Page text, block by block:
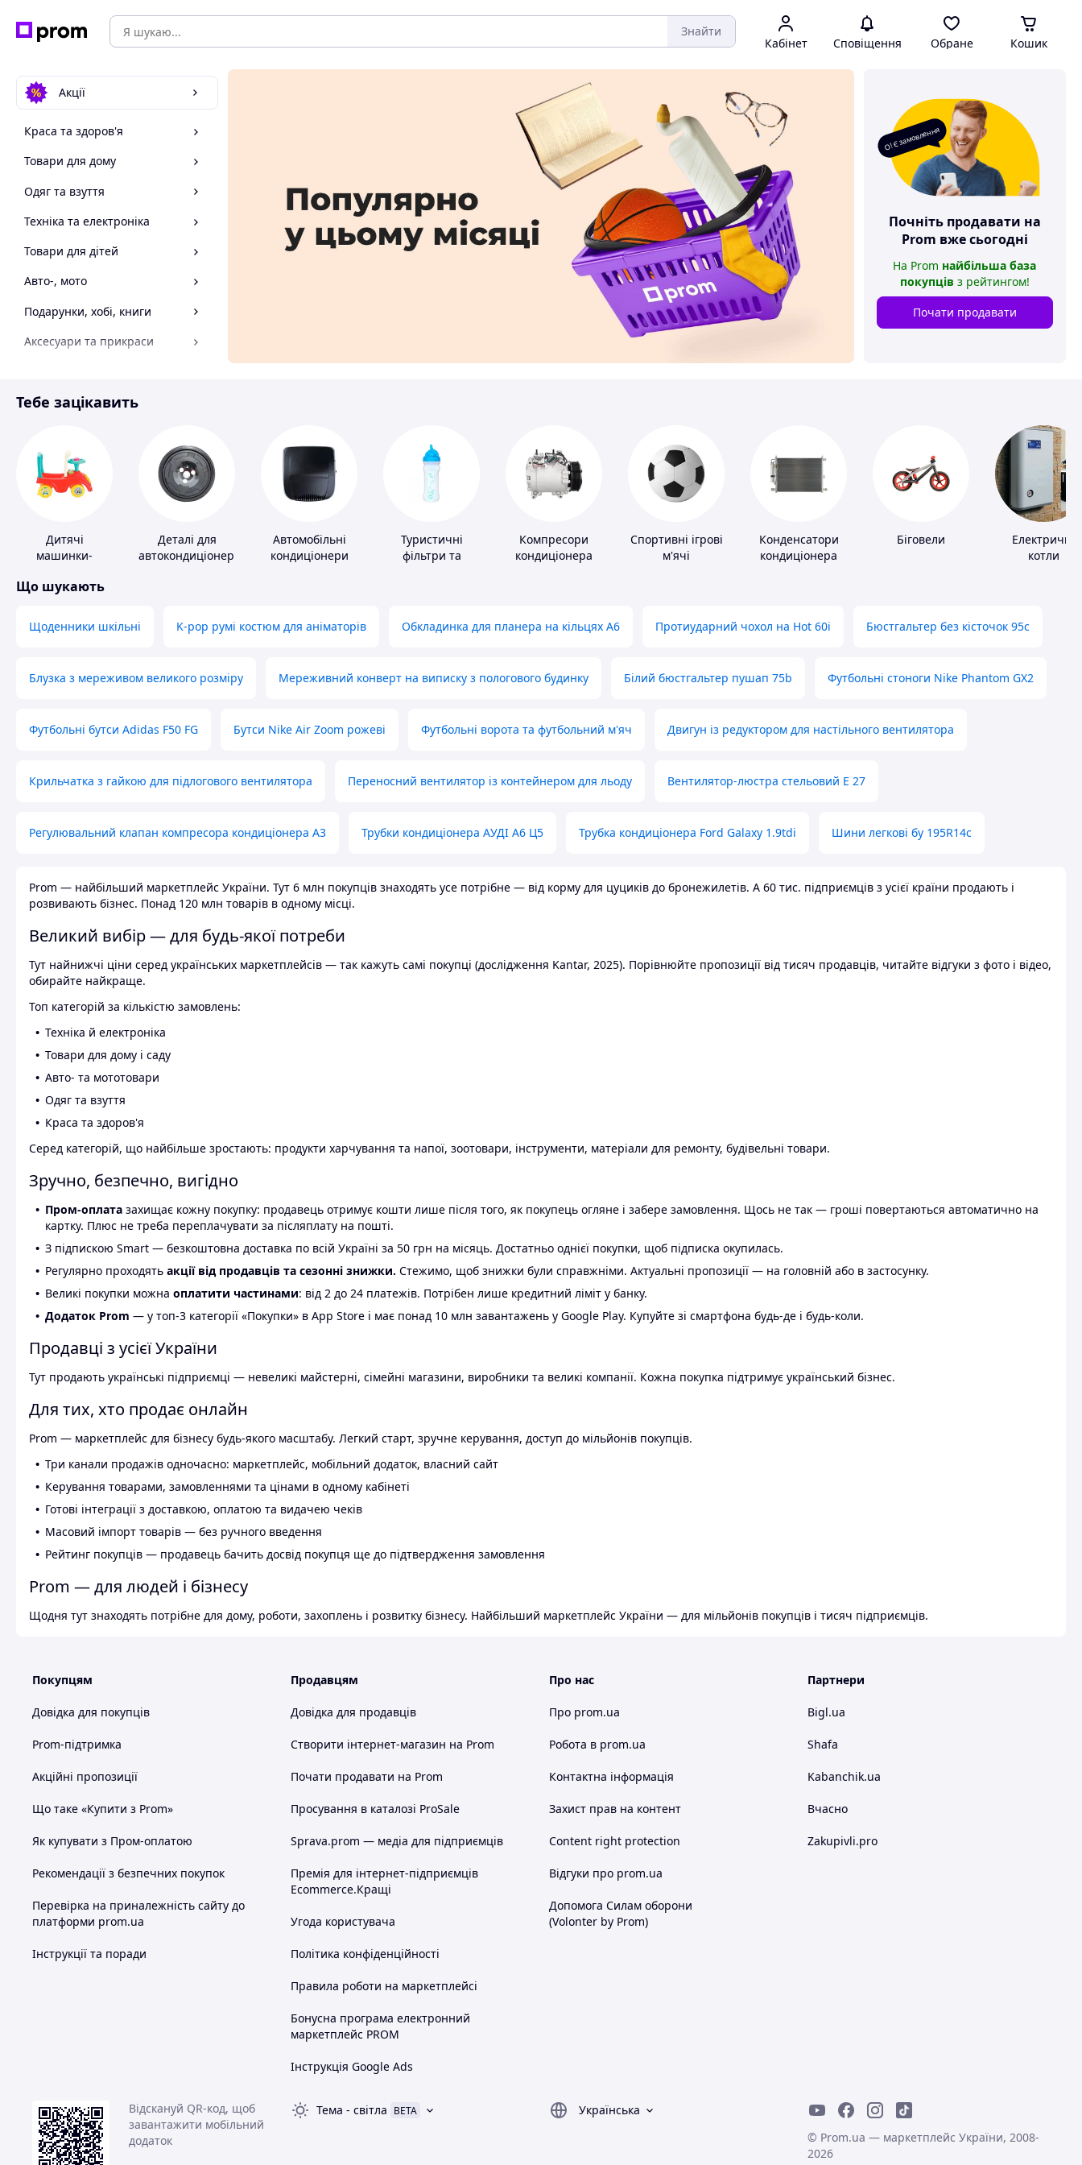
Знайти
Кабінет Сповіщення Обране Кошик
Акції
Краса та здоров'я
Товари для дому
Одяг та взуття
Техніка та електроніка
Товари для дітей
Авто-, мото
Подарунки, хобі, книги
Аксесуари та прикраси
Спорт і відпочинок
О! Є замовлення
Почніть продавати на
Prom вже сьогодні
На Prom найбільша база
покупців з рейтингом!
Почати продавати
Тебе зацікавить
Дитячі
машинки-
Деталі для
автокондиціонерів
Автомобільні
кондиціонери
Туристичні
фільтри та
Компресори
кондиціонера
Спортивні ігрові
м'ячі
Конденсатори
кондиціонера
Біговели
Електричні
котли
Що шукають
Щоденники шкільні K-pop румі костюм для аніматорів Обкладинка для планера на кільцях А6 Протиударний чохол на Hot 60i Бюстгальтер без кісточок 95с
Блузка з мереживом великого розміру Мереживний конверт на виписку з пологового будинку Білий бюстгальтер пушап 75b Футбольні стоноги Nike Phantom GX2
Футбольні бутси Adidas F50 FG Бутси Nike Air Zoom рожеві Футбольні ворота та футбольний м'яч Двигун із редуктором для настільного вентилятора
Крильчатка з гайкою для підлогового вентилятора Переносний вентилятор із контейнером для льоду Вентилятор-люстра стельовий E 27
Регулювальний клапан компресора кондиціонера А3 Трубки кондиціонера АУДІ А6 Ц5 Трубка кондиціонера Ford Galaxy 1.9tdi Шини легкові бу 195R14c
Prom — найбільший маркетплейс України. Тут 6 млн покупців знаходять усе потрібне — від корму для цуциків до бронежилетів. А 60 тис. підприємців з усієї країни продають і
розвивають бізнес. Понад 120 млн товарів в одному місці.
Великий вибір — для будь-якої потреби
Тут найнижчі ціни серед українських маркетплейсів — так кажуть самі покупці (дослідження Kantar, 2025). Порівнюйте пропозиції від тисяч продавців, читайте відгуки з фото і відео,
обирайте найкраще.
Топ категорій за кількістю замовлень:
Техніка й електроніка
Товари для дому і саду
Авто- та мототовари
Одяг та взуття
Краса та здоров'я
Серед категорій, що найбільше зростають: продукти харчування та напої, зоотовари, інструменти, матеріали для ремонту, будівельні товари.
Зручно, безпечно, вигідно
Пром-оплата захищає кожну покупку: продавець отримує кошти лише після того, як покупець огляне і забере замовлення. Щось не так — гроші повертаються автоматично на
картку. Плюс не треба переплачувати за післяплату на пошті.
З підпискою Smart — безкоштовна доставка по всій Україні за 50 грн на місяць. Достатньо однієї покупки, щоб підписка окупилась.
Регулярно проходять акції від продавців та сезонні знижки. Стежимо, щоб знижки були справжніми. Актуальні пропозиції — на головній або в застосунку.
Великі покупки можна оплатити частинами: від 2 до 24 платежів. Потрібен лише кредитний ліміт у банку.
Додаток Prom — у топ-3 категорії «Покупки» в App Store і має понад 10 млн завантажень у Google Play. Купуйте зі смартфона будь-де і будь-коли.
Продавці з усієї України
Тут продають українські підприємці — невеликі майстерні, сімейні магазини, виробники та великі компанії. Кожна покупка підтримує український бізнес.
Для тих, хто продає онлайн
Prom — маркетплейс для бізнесу будь-якого масштабу. Легкий старт, зручне керування, доступ до мільйонів покупців.
Три канали продажів одночасно: маркетплейс, мобільний додаток, власний сайт
Керування товарами, замовленнями та цінами в одному кабінеті
Готові інтеграції з доставкою, оплатою та видачею чеків
Масовий імпорт товарів — без ручного введення
Рейтинг покупців — продавець бачить досвід покупця ще до підтвердження замовлення
Prom — для людей і бізнесу
Щодня тут знаходять потрібне для дому, роботи, захоплень і розвитку бізнесу. Найбільший маркетплейс України — для мільйонів покупців і тисяч підприємців.
Покупцям
Довідка для покупців
Prom-підтримка
Акційні пропозиції
Що таке «Купити з Prom»
Як купувати з Пром-оплатою
Рекомендації з безпечних покупок
Перевірка на приналежність сайту до
платформи prom.ua
Інструкції та поради
Продавцям
Довідка для продавців
Створити інтернет-магазин на Prom
Почати продавати на Prom
Просування в каталозі ProSale
Sprava.prom — медіа для підприємців
Премія для інтернет-підприємців
Ecommerce.Кращі
Угода користувача
Політика конфіденційності
Правила роботи на маркетплейсі
Бонусна програма електронний
маркетплейс PROM
Інструкція Google Ads
Про нас
Про prom.ua
Робота в prom.ua
Контактна інформація
Захист прав на контент
Content right protection
Відгуки про prom.ua
Допомога Силам оборони
(Volonter by Prom)
Партнери
Bigl.ua
Shafa
Kabanchik.ua
Вчасно
Zakupivli.pro
Відскануй QR-код, щоб
завантажити мобільний
додаток
Тема - світла BETA
Українська
© Prom.ua — маркетплейс України, 2008-
2026